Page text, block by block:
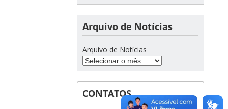
Arquivo de Notícias
Arquivo de Notícias
CONTATOS